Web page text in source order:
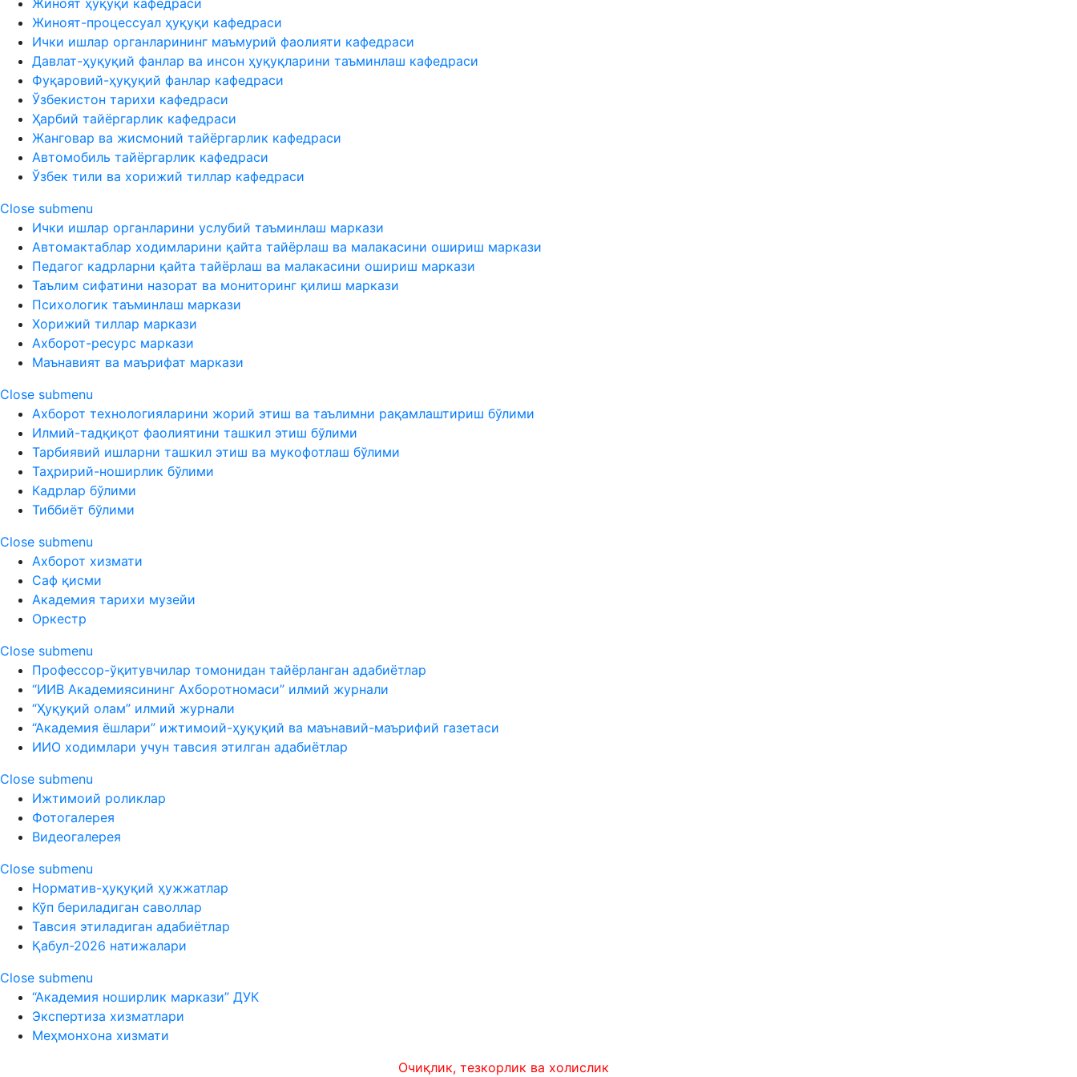
Жиноят ҳуқуқи кафедраси
Жиноят-процессуал ҳуқуқи кафедраси
Ички ишлар органларининг маъмурий фаолияти кафедраси
Давлат-ҳуқуқий фанлар ва инсон ҳуқуқларини таъминлаш кафедраси
Фуқаровий-ҳуқуқий фанлар кафедраси
Ўзбекистон тарихи кафедраси
Ҳарбий тайёргарлик кафедраси
Жанговар ва жисмоний тайёргарлик кафедраси
Автомобиль тайёргарлик кафедраси
Ўзбек тили ва хорижий тиллар кафедраси
Close submenu
Ички ишлар органларини услубий таъминлаш маркази
Автомактаблар ходимларини қайта тайёрлаш ва малакасини ошириш маркази
Педагог кадрларни қайта тайёрлаш ва малакасини ошириш маркази
Таълим сифатини назорат ва мониторинг қилиш маркази
Психологик таъминлаш маркази
Хорижий тиллар маркази
Ахборот-ресурс маркази
Маънавият ва маърифат маркази
Close submenu
Ахборот технологияларини жорий этиш ва таълимни рақамлаштириш бўлими
Илмий-тадқиқот фаолиятини ташкил этиш бўлими
Тарбиявий ишларни ташкил этиш ва мукофотлаш бўлими
Таҳририй-ноширлик бўлими
Кадрлар бўлими
Тиббиёт бўлими
Close submenu
Ахборот хизмати
Саф қисми
Академия тарихи музейи
Оркестр
Close submenu
Профессор-ўқитувчилар томонидан тайёрланган адабиётлар
“ИИВ Академиясининг Ахборотномаси” илмий журнали
“Ҳуқуқий олам” илмий журнали
“Академия ёшлари” ижтимоий-ҳуқуқий ва маънавий-маърифий газетаси
ИИО ходимлари учун тавсия этилган адабиётлар
Close submenu
Ижтимоий роликлар
Фотогалерея
Видеогалерея
Close submenu
Норматив-ҳуқуқий ҳужжатлар
Кўп бериладиган саволлар
Тавсия этиладиган адабиётлар
Қабул-2026 натижалари
Close submenu
“Академия ноширлик маркази” ДУК
Экспертиза хизматлари
Меҳмонхона хизмати
Очиқлик, тезкорлик ва холислик